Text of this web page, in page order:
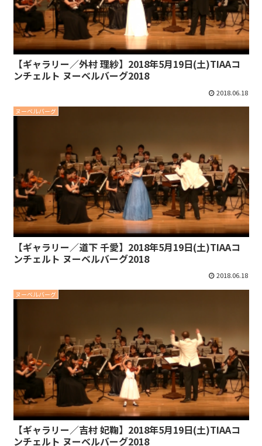
【ギャラリー／外村 理紗】2018年5月19日(土)TIAAコ
ンチェルト ヌーベルバーグ2018
2018.06.18
ヌーベルバーグ
【ギャラリー／道下 千愛】2018年5月19日(土)TIAAコ
ンチェルト ヌーベルバーグ2018
2018.06.18
ヌーベルバーグ
【ギャラリー／吉村 妃鞠】2018年5月19日(土)TIAAコ
ンチェルト ヌーベルバーグ2018